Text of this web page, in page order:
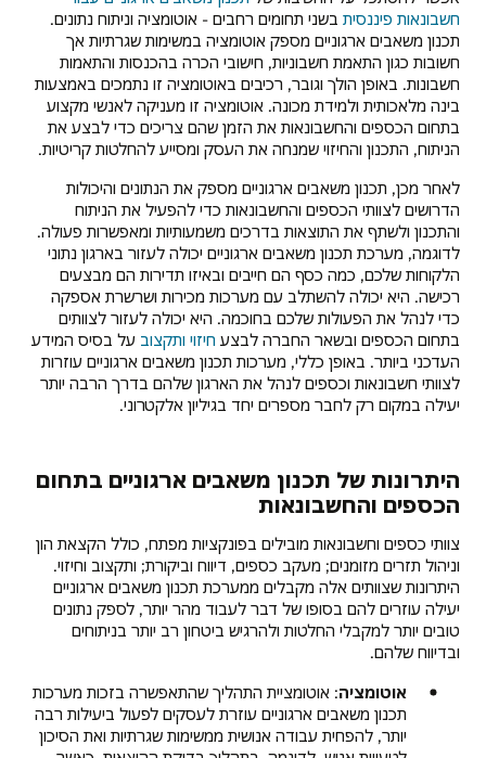
חשבונאות פיננסית בשני תחומים רחבים - אוטומציה וניתוח נתונים.
תכנון משאבים ארגוניים מספק אוטומציה במשימות שגרתיות אך
חשובות כגון התאמת חשבוניות, חישובי הכרה בהכנסות והתאמות
חשבונות. באופן הולך וגובר, רכיבים באוטומציה זו נתמכים באמצעות
בינה מלאכותית ולמידת מכונה. אוטומציה זו מעניקה לאנשי מקצוע
בתחום הכספים והחשבונאות את הזמן שהם צריכים כדי לבצע את
הניתוח, התכנון והחיזוי שמנחה את העסק ומסייע להחלטות קריטיות.
לאחר מכן, תכנון משאבים ארגוניים מספק את הנתונים והיכולות
הדרושים לצוותי הכספים והחשבונאות כדי להפעיל את הניתוח
והתכנון ולשתף את התוצאות בדרכים משמעותיות ומאפשרות פעולה.
לדוגמה, מערכת תכנון משאבים ארגוניים יכולה לעזור בארגון נתוני
הלקוחות שלכם, כמה כסף הם חייבים ובאיזו תדירות הם מבצעים
רכישה. היא יכולה להשתלב עם מערכות מכירות ושרשרת אספקה
כדי לנהל את הפעולות שלכם בחוכמה. היא יכולה לעזור לצוותים
בתחום הכספים ובשאר החברה לבצע חיזוי ותקצוב על בסיס המידע
העדכני ביותר. באופן כללי, מערכות תכנון משאבים ארגוניים עוזרות
לצוותי חשבונאות וכספים לנהל את הארגון שלהם בדרך הרבה יותר
יעילה במקום רק לחבר מספרים יחד בגיליון אלקטרוני.
היתרונות של תכנון משאבים ארגוניים בתחום
הכספים והחשבונאות
צוותי כספים וחשבונאות מובילים בפונקציות מפתח, כולל הקצאת הון
וניהול תזרים מזומנים; מעקב כספים, דיווח וביקורת; ותקצוב וחיזוי.
היתרונות שצוותים אלה מקבלים ממערכת תכנון משאבים ארגוניים
יעילה עוזרים להם בסופו של דבר לעבוד מהר יותר, לספק נתונים
טובים יותר למקבלי החלטות ולהרגיש ביטחון רב יותר בניתוחים
ובדיווח שלהם.
אוטומציה: אוטומציית התהליך שהתאפשרה בזכות מערכות
תכנון משאבים ארגוניים עוזרת לעסקים לפעול ביעילות רבה
יותר, להפחית עבודה אנושית ממשימות שגרתיות ואת הסיכון